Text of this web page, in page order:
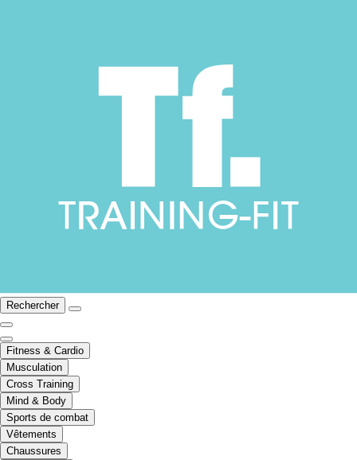
Rechercher
Fitness & Cardio
Musculation
Cross Training
Mind & Body
Sports de combat
Vêtements
Chaussures